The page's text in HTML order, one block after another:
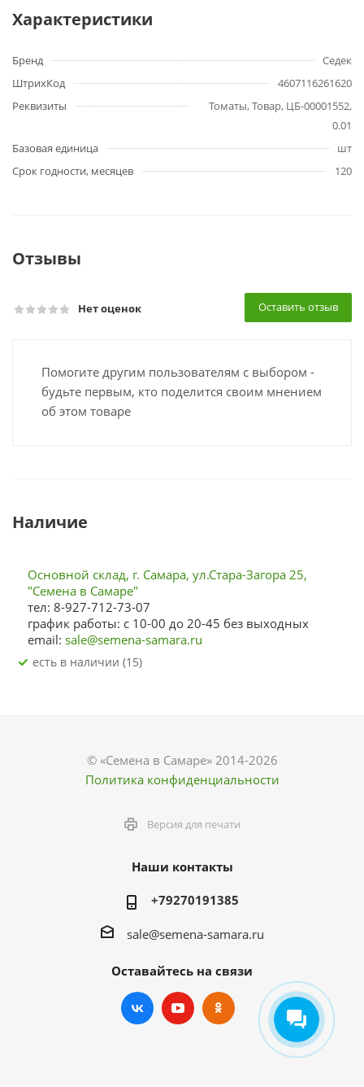
Характеристики
Бренд
Седек
ШтрихКод
4607116261620
Реквизиты
Томаты, Товар, ЦБ-00001552,
0.01
Базовая единица
шт
Срок годности, месяцев
120
Отзывы
Нет оценок Оставить отзыв
Помогите другим пользователям с выбором -
будьте первым, кто поделится своим мнением
об этом товаре
Наличие
Основной склад, г. Самара, ул.Стара-Загора 25,
"Семена в Самаре"
тел: 8-927-712-73-07
график работы: с 10-00 до 20-45 без выходных
email: sale@semena-samara.ru
Есть в наличии (15)
© «Семена в Самаре» 2014-2026
Политика конфиденциальности
Версия для печати
Наши контакты
+79270191385
sale@semena-samara.ru
Оставайтесь на связи